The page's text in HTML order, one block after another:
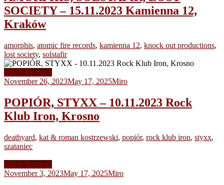
SOCIETY – 15.11.2023 Kamienna 12,
Kraków
amorphis, atomic fire records, kamienna 12, knock out productions,
lost society, solstafir
Show Reviews
November 26, 2023May 17, 2025Miro
POPIÓR, STYXX – 10.11.2023 Rock
Klub Iron, Krosno
deathyard, kat & roman kostrzewski, popiór, rock klub iron, styxx,
szataniec
Show Reviews
November 3, 2023May 17, 2025Miro